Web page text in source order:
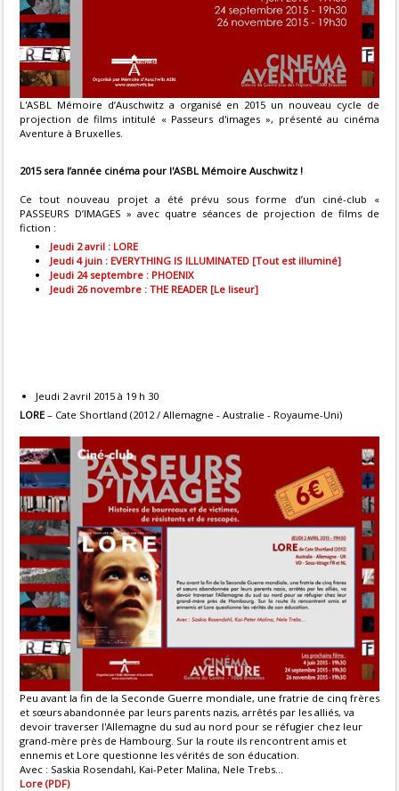
L'ASBL Mémoire d’Auschwitz a organisé en 2015 un nouveau cycle de
projection de films intitulé « Passeurs d'images », présenté au cinéma
Aventure à Bruxelles.
2015 sera l’année cinéma pour l'ASBL Mémoire Auschwitz !
Ce tout nouveau projet a été prévu sous forme d’un ciné-club «
PASSEURS D’IMAGES » avec quatre séances de projection de films de
fiction :
Jeudi 2 avril : LORE
Jeudi 4 juin : EVERYTHING IS ILLUMINATED [Tout est illuminé]
Jeudi 24 septembre : PHOENIX
Jeudi 26 novembre : THE READER [Le liseur]
Jeudi 2 avril 2015 à 19 h 30
LORE – Cate Shortland (2012 / Allemagne - Australie - Royaume-Uni)
Peu avant la fin de la Seconde Guerre mondiale, une fratrie de cinq frères
et sœurs abandonnée par leurs parents nazis, arrêtés par les alliés, va
devoir traverser l'Allemagne du sud au nord pour se réfugier chez leur
grand-mère près de Hambourg. Sur la route ils rencontrent amis et
ennemis et Lore questionne les vérités de son éducation.
Avec : Saskia Rosendahl, Kai-Peter Malina, Nele Trebs...
Lore (PDF)